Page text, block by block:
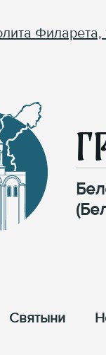
Филарета,
Cвятыни